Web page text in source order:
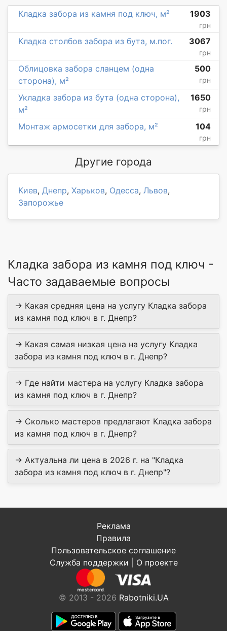
Кладка забора из камня под ключ, м² 1903
грн
Кладка столбов забора из бута, м.пог. 3067
грн
Облицовка забора сланцем (одна
сторона), м²
500
грн
Укладка забора из бута (одна сторона),
м²
1650
грн
Монтаж армосетки для забора, м² 104
грн
Другие города
Киев, Днепр, Харьков, Одесса, Львов,
Запорожье
Кладка забора из камня под ключ -
Часто задаваемые вопросы
→ Какая средняя цена на услугу Кладка забора
из камня под ключ в г. Днепр?
→ Какая самая низкая цена на услугу Кладка
забора из камня под ключ в г. Днепр?
→ Где найти мастера на услугу Кладка забора
из камня под ключ в г. Днепр?
→ Сколько мастеров предлагают Кладка забора
из камня под ключ в г. Днепр?
→ Актуальна ли цена в 2026 г. на "Кладка
забора из камня под ключ в г. Днепр"?
Реклама
Правила
Пользовательское соглашение
Служба поддержки
О проекте
© 2013 - 2026 Rabotniki.UA